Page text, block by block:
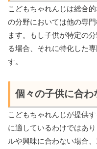
こどもちゃれんじは総合
の分野においては他の専
ます。もし子供が特定の
る場合、それに特化した
す。
個々の子供に合わ
こどもちゃれんじが提供
に適しているわけではあ
ルや興味に合わない場合